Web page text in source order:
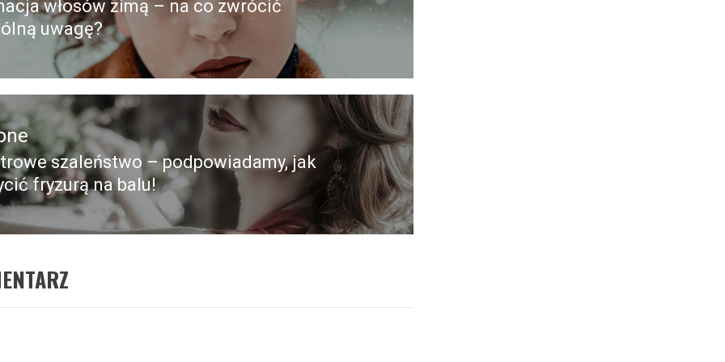
włosów zimą – na co zwrócić
uwagę?
szaleństwo – podpowiadamy, jak
fryzurą na balu!